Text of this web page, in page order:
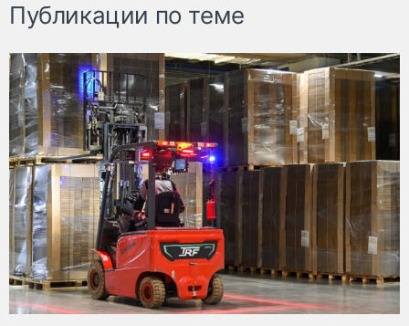
Публикации по теме